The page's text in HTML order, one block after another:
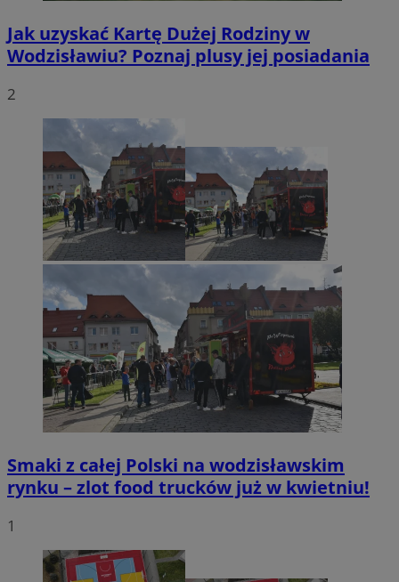
Jak uzyskać Kartę Dużej Rodziny w
Wodzisławiu? Poznaj plusy jej posiadania
2
Smaki z całej Polski na wodzisławskim
rynku – zlot food trucków już w kwietniu!
1